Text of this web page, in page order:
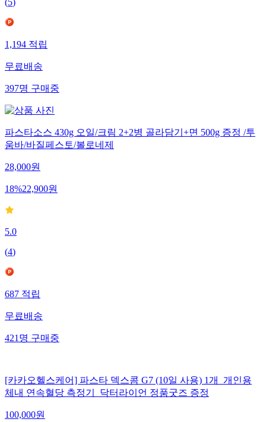
(5)
1,194적립
무료배송
397명구매중
파스타소스 430g 오일/크림 2+2병 골라담기+면 500g 증정 /투
움바/바질페스토/볼로네제
28,000원
18%22,900원
5.0
(4)
687적립
무료배송
421명구매중
[카카오헬스케어] 파스타 덱스콤 G7 (10일 사용) 1개_개인용
체내 연속혈당 측정기_닥터라이언 정품굿즈 증정
100,000원